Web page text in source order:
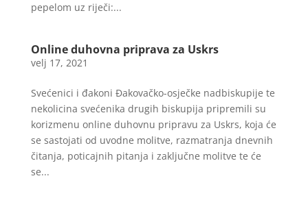
pepelom uz riječi:...
Online duhovna priprava za Uskrs
velj 17, 2021
Svećenici i đakoni Đakovačko-osječke nadbiskupije te
nekolicina svećenika drugih biskupija pripremili su
korizmenu online duhovnu pripravu za Uskrs, koja će
se sastojati od uvodne molitve, razmatranja dnevnih
čitanja, poticajnih pitanja i zaključne molitve te će
se...